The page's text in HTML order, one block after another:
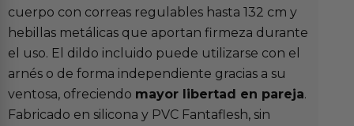
cuerpo con correas regulables hasta 132 cm y
hebillas metálicas que aportan firmeza durante
el uso. El dildo incluido puede utilizarse con el
arnés o de forma independiente gracias a su
ventosa, ofreciendo mayor libertad en pareja.
Fabricado en silicona y PVC Fantaflesh, sin